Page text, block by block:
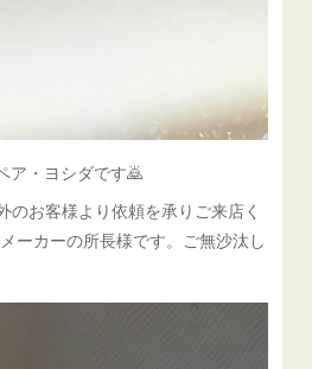
ア・ヨシダです🙇
のお客様より依頼を承りご来店く
ーカーの所長様です。ご無沙汰し